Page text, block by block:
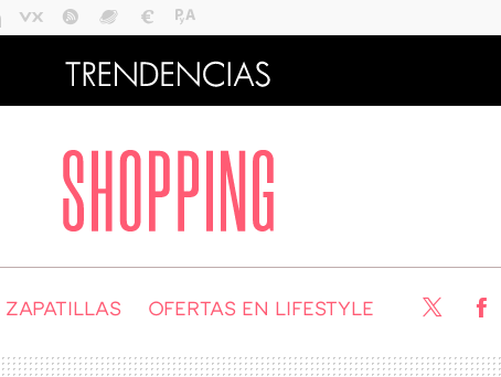
ZAPATILLAS OFERTAS EN LIFESTYLE Twitter